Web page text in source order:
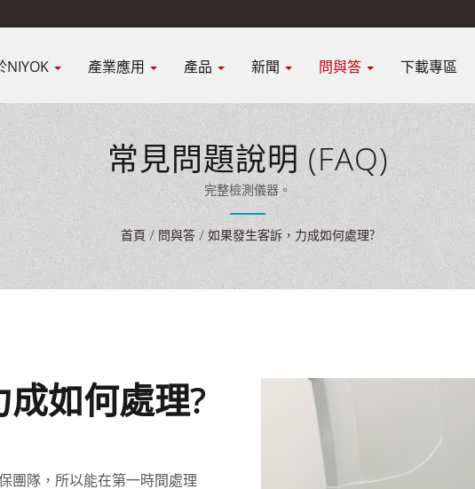
NIYOK 產業應用 產品 新聞 問與答 下載專區
常見問題說明 (FAQ)
完整檢測儀器。
首頁 / 問與答 / 如果發生客訴，力成如何處理?
如何處理?
團隊，所以能在第一時間處理